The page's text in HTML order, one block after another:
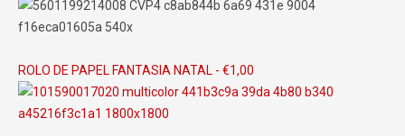
ROLO DE PAPEL FANTASIA NATAL - €1,00